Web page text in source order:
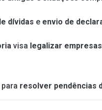
dívidas e envio de
visa legalizar empresas
para resolver pendências